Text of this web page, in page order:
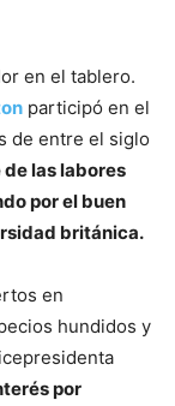
en el tablero.
participó en el
de entre el siglo
de las labores
por el buen
británica.
en
hundidos y
por